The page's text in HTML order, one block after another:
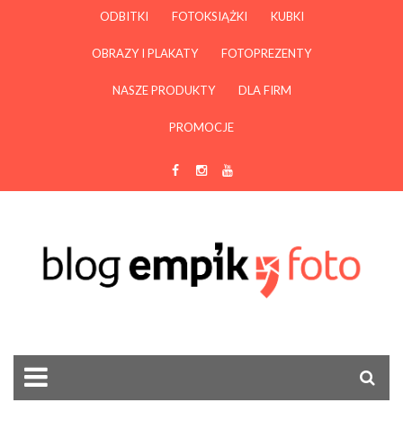
ODBITKI FOTOKSIĄŻKI KUBKI
OBRAZY I PLAKATY FOTOPREZENTY
NASZE PRODUKTY DLA FIRM
PROMOCJE